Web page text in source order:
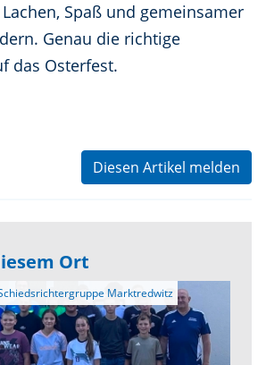
Spaß und gemeinsamer
Genau die richtige
das Osterfest.
Diesen Artikel melden
Ort